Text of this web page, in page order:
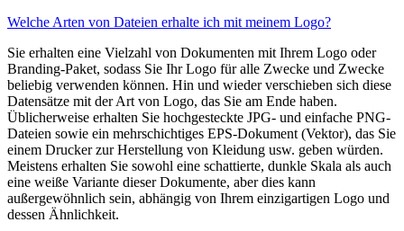
Welche Arten von Dateien erhalte ich mit meinem Logo?
Sie erhalten eine Vielzahl von Dokumenten mit Ihrem Logo oder
Branding-Paket, sodass Sie Ihr Logo für alle Zwecke und Zwecke
beliebig verwenden können. Hin und wieder verschieben sich diese
Datensätze mit der Art von Logo, das Sie am Ende haben.
Üblicherweise erhalten Sie hochgesteckte JPG- und einfache PNG-
Dateien sowie ein mehrschichtiges EPS-Dokument (Vektor), das Sie
einem Drucker zur Herstellung von Kleidung usw. geben würden.
Meistens erhalten Sie sowohl eine schattierte, dunkle Skala als auch
eine weiße Variante dieser Dokumente, aber dies kann
außergewöhnlich sein, abhängig von Ihrem einzigartigen Logo und
dessen Ähnlichkeit.